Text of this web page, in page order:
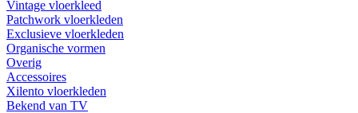
Vintage vloerkleed
Patchwork vloerkleden
Exclusieve vloerkleden
Organische vormen
Overig
Accessoires
Xilento vloerkleden
Bekend van TV